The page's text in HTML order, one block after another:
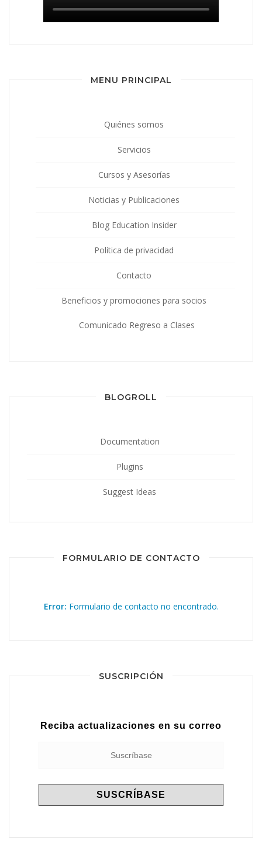
MENU PRINCIPAL
Quiénes somos
Servicios
Cursos y Asesorías
Noticias y Publicaciones
Blog Education Insider
Política de privacidad
Contacto
Beneficios y promociones para socios
Comunicado Regreso a Clases
BLOGROLL
Documentation
Plugins
Suggest Ideas
FORMULARIO DE CONTACTO
Error: Formulario de contacto no encontrado.
SUSCRIPCIÓN
Reciba actualizaciones en su correo